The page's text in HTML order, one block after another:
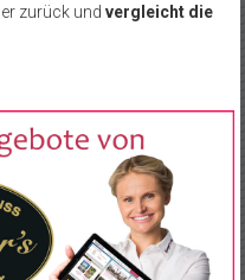
zurück und vergleicht die